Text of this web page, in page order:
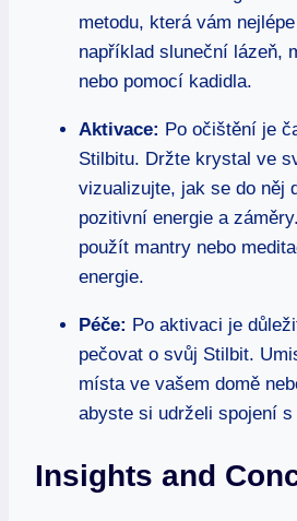
metodu, která vám
například sluneční lázeň,
nebo pomocí kadidla.
Aktivace: Po očištění je
Stilbitu. Držte krystal ve
vizualizujte, jak se do něj
pozitivní energie a
použít mantry nebo
energie.
Péče: Po aktivaci je
pečovat o svůj Stilbit.
místa ve vašem domě
abyste si udrželi spojení s
Insights and